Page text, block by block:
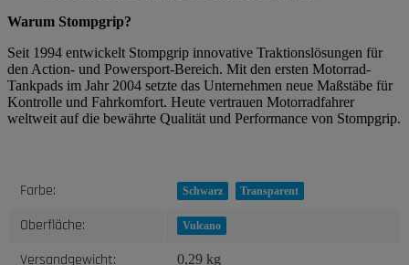
Warum Stompgrip?
Seit 1994 entwickelt Stompgrip innovative Traktionslösungen für
den Action- und Powersport-Bereich. Mit den ersten Motorrad-
Tankpads im Jahr 2004 setzte das Unternehmen neue Maßstäbe für
Kontrolle und Fahrkomfort. Heute vertrauen Motorradfahrer
weltweit auf die bewährte Qualität und Performance von Stompgrip.
Produkteigenschaft
Wert
Farbe: Schwarz Transparent
Oberfläche: Vulcano
Versandgewicht: 0,29 kg